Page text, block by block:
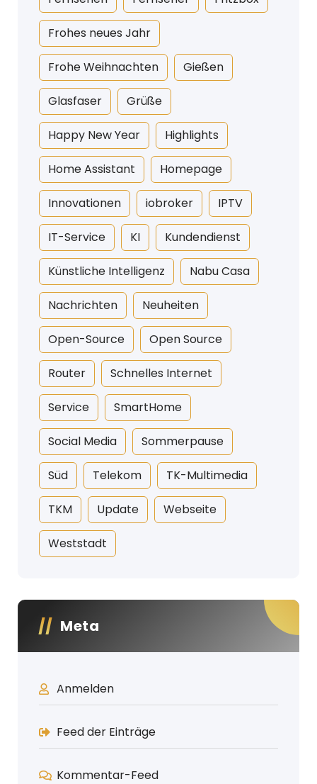
Frohes neues Jahr
Frohe Weihnachten Gießen
Glasfaser Grüße
Happy New Year Highlights
Home Assistant Homepage
Innovationen iobroker IPTV
IT-Service KI Kundendienst
Künstliche Intelligenz Nabu Casa
Nachrichten Neuheiten
Open-Source Open Source
Router Schnelles Internet
Service SmartHome
Social Media Sommerpause
Süd Telekom TK-Multimedia
TKM Update Webseite
Weststadt
Meta
Anmelden
Feed der Einträge
Kommentar-Feed